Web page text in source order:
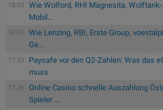
18:05
Wie Wolford, RHI Magnesita,
Mobil...
18:05
Wie Lenzing, RBI, Erste Group,
Ge...
17:33
Paysafe vor den Q2-Zahlen: Was das
muss
17:26
Online Casino schnelle Auszahlung
Spieler ...